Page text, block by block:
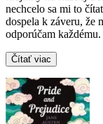
nechcelo sa mi to
dospela k záveru, že
odporúčam každému.
Čítať viac